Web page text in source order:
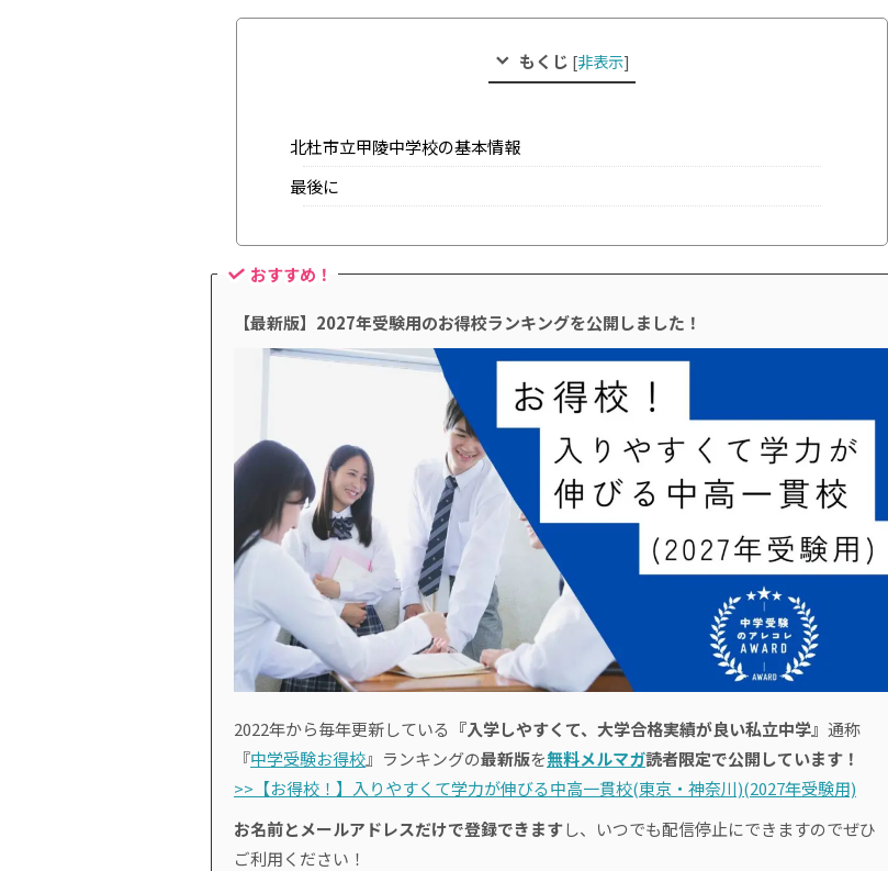
もくじ [非表示]
北杜市立甲陵中学校の基本情報
最後に
おすすめ！
【最新版】2027年受験用のお得校ランキングを公開しました！
2022年から毎年更新している 『入学しやすくて、大学合格実績が良い私立中学』 通称
『中学受験お得校』ランキングの最新版を無料メルマガ読者限定で公開しています！
>>【お得校！】入りやすくて学力が伸びる中高一貫校(東京・神奈川)(2027年受験用)
お名前とメールアドレスだけで登録できますし、いつでも配信停止にできますのでぜひ
ご利用ください！